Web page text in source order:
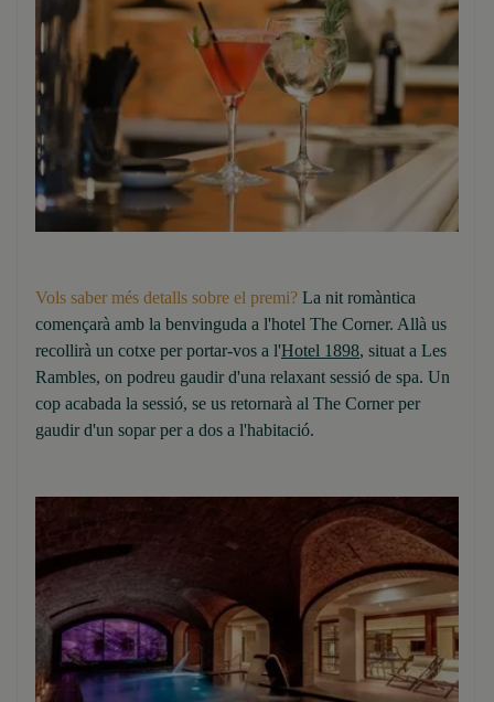
Vols saber més detalls sobre el premi? La nit romàntica
començarà amb la benvinguda a l'hotel The Corner. Allà us
recollirà un cotxe per portar-vos a l'Hotel 1898, situat a Les
Rambles, on podreu gaudir d'una relaxant sessió de spa. Un
cop acabada la sessió, se us retornarà al The Corner per
gaudir d'un sopar per a dos a l'habitació.